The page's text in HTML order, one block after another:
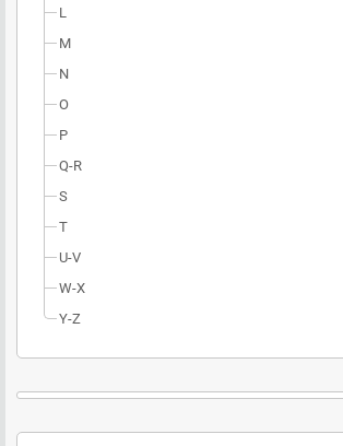
L
M
N
O
P
Q-R
S
T
U-V
W-X
Y-Z